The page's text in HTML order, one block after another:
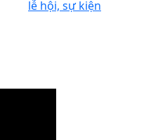
lễ hội, sự kiện